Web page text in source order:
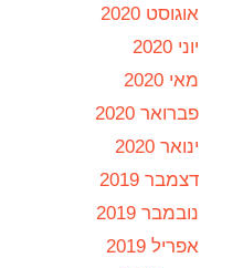
אוגוסט 2020
יוני 2020
מאי 2020
פברואר 2020
ינואר 2020
דצמבר 2019
נובמבר 2019
אפריל 2019